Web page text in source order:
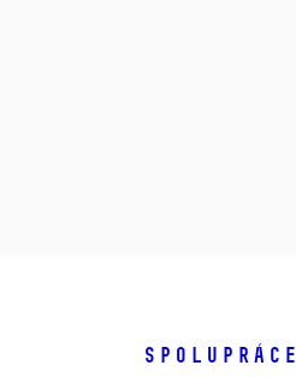
SPOLUPRÁCE